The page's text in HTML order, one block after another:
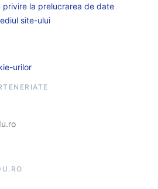
la prelucrarea de date
site-ului
urilor